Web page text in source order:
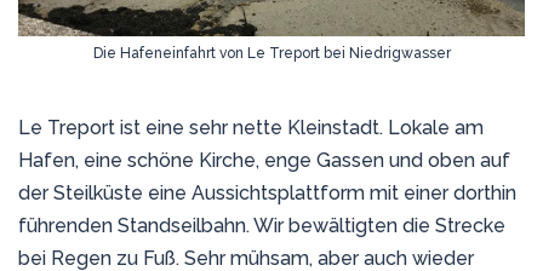
Die Hafeneinfahrt von Le Treport bei Niedrigwasser
Le Treport ist eine sehr nette Kleinstadt. Lokale am
Hafen, eine schöne Kirche, enge Gassen und oben auf
der Steilküste eine Aussichtsplattform mit einer dorthin
führenden Standseilbahn. Wir bewältigten die Strecke
bei Regen zu Fuß. Sehr mühsam, aber auch wieder